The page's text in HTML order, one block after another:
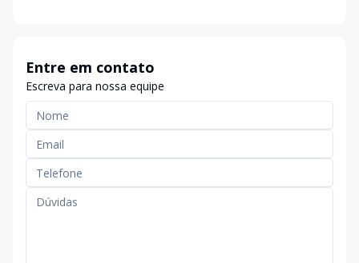
Entre em contato
Escreva para nossa equipe